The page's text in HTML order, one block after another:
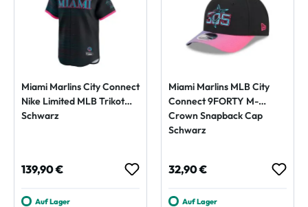
Miami Marlins City Connect
Nike Limited MLB Trikot
Schwarz
Regulärer Preis:
139,90 €
Auf Lager
Miami Marlins MLB City
Connect 9FORTY M-
Crown Snapback Cap
Schwarz
Regulärer Preis:
32,90 €
Auf Lager